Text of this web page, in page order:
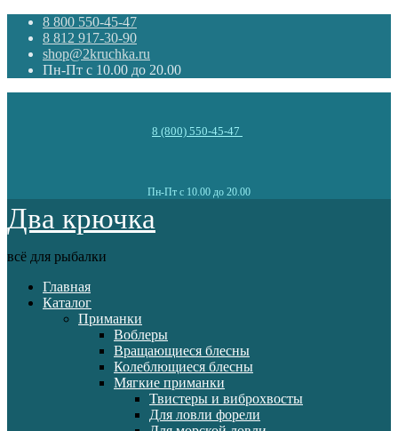
8 800 550-45-47
8 812 917-30-90
shop@2kruchka.ru
Пн-Пт с 10.00 до 20.00
8 (800) 550-45-47
Пн-Пт с 10.00 до 20.00
Два крючка
всё для рыбалки
Главная
Каталог
Приманки
Воблеры
Вращающиеся блесны
Колеблющиеся блесны
Мягкие приманки
Твистеры и виброхвосты
Для ловли форели